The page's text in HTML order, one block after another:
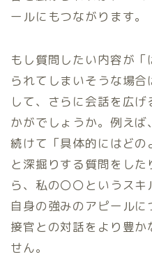
ールにもつながります。
もし質問したい内容が
られてしまいそうな場
して、さらに会話を広
かがでしょうか。例え
続けて「具体的にはどの
と深掘りする質問をし
ら、私の〇〇というス
自身の強みのアピール
接官との対話をより豊
せん。